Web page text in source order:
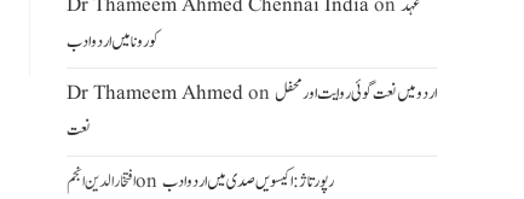
کورونا میں اردو ادب
Dr Thameem Ahmedonاردومیں نعت گوئی روایت اور محفل
نعت
افتخار الدین انجمonرپورتاژ: اکیسویں صدی میں اردو ادب